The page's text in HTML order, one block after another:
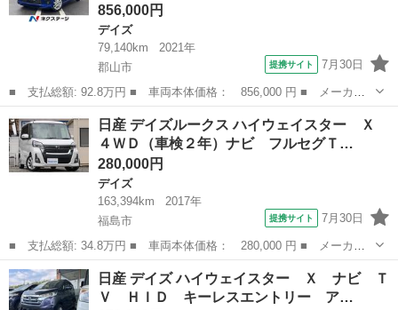
856,000円
デイズ
79,140km
2021年
郡山市
提携サイト 7月30日
■ 支払総額: 92.8万円 ■ 車両本体価格： 856,000 円 ■ メーカー
名： 日産 ■ 車種名： デイズ ■ グレード名： ハイウェイスタ
ー Ｘ インテリジェントエマージェンシーブレーキ アラウンドビ
ューモニター...
福島 郡山市 デイズ
日産 デイズルークス ハイウェイスター Ｘ
４ＷＤ（車検２年）ナビ フルセグＴ…
280,000円
デイズ
163,394km
2017年
福島市
提携サイト 7月30日
■ 支払総額: 34.8万円 ■ 車両本体価格： 280,000 円 ■ メーカー
名： 日産 ■ 車種名： デイズルークス ■ グレード名： ハイウ
ェイスター Ｘ ４ＷＤ（車検２年）ナビ フルセグＴＶ Ｂｌｕｅ
ｔｏｏｔｈオ...
福島 福島市 デイズ
日産 デイズ ハイウェイスター Ｘ ナビ Ｔ
Ｖ ＨＩＤ キーレスエントリー ア…